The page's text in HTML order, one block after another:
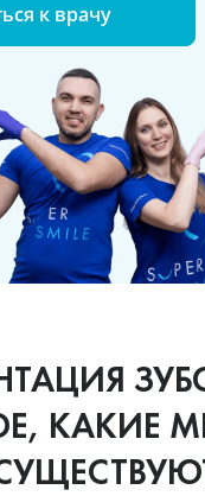
к врачу
КАКИЕ